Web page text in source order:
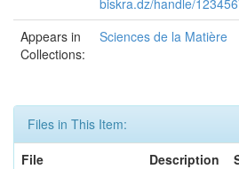
biskra.dz/handle/
Appears in
Collections:
Sciences de la Matière
Files in This Item:
File
Description